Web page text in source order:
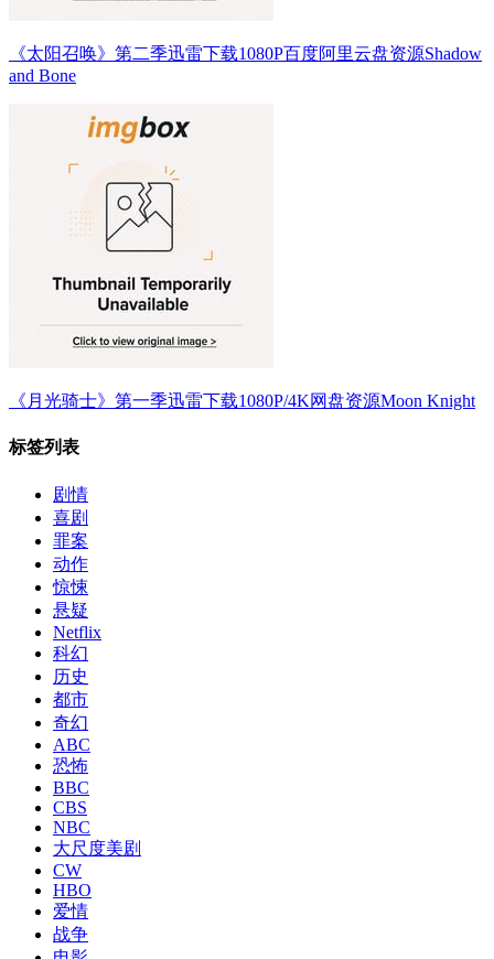
《太阳召唤》第二季迅雷下载1080P百度阿里云盘资源Shadow
and Bone
《月光骑士》第一季迅雷下载1080P/4K网盘资源Moon Knight
标签列表
剧情
喜剧
罪案
动作
惊悚
悬疑
Netflix
科幻
历史
都市
奇幻
ABC
恐怖
BBC
CBS
NBC
大尺度美剧
CW
HBO
爱情
战争